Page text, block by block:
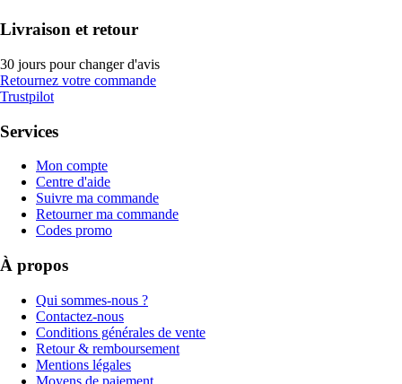
Livraison et retour
30 jours pour changer d'avis
Retournez votre commande
Trustpilot
Services
Mon compte
Centre d'aide
Suivre ma commande
Retourner ma commande
Codes promo
À propos
Qui sommes-nous ?
Contactez-nous
Conditions générales de vente
Retour & remboursement
Mentions légales
Moyens de paiement